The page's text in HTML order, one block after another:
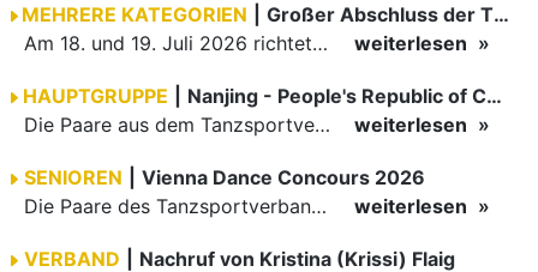
MEHRERE KATEGORIEN
Großer Abschluss der TBW-Trophy in Weinheim
Am 18. und 19. Juli 2026 richtete die Tanzsportabteilung (TSA) der TSG 1862 Weinheim das Abschlussturnier der diesjährigen TBW-Trophy-Serie aus. Zum traditionellen Saisonfinale kamen rund 400 Starts über…
weiterlesen
HAUPTGRUPPE
Nanjing - People's Republic of China
Die Paare aus dem Tanzsportverband Baden-Württemberg (TBW) haben beim hochklassig besetzten WDSF GrandSlam im chinesischen Nanjing wieder einmal auf internationalem Top-Niveau geglänzt. Das…
weiterlesen
SENIOREN
Vienna Dance Concours 2026
Die Paare des Tanzsportverbandes Baden-Württemberg (TBW) glänzten auf dem internationalen Parkett des Vienna Dance Concourse 2026 im Wiener Rathaus mit hervorragenden Platzierungen Ergebnisse unter: …
weiterlesen
VERBAND
Nachruf von Kristina (Krissi) Flaig